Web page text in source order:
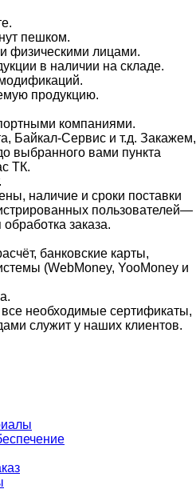
пешком.
физическими лицами.
в наличии на складе.
продукцию.
компаниями.
Байкал-Сервис и т.д. Закажем,
выбранного вами пункта
ТК.
наличие и сроки поставки
пользователей—
заказа.
банковские карты,
(WebMoney, YooMoney и
необходимые сертификаты,
служит у наших клиентов.